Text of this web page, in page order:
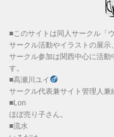
■このサイトは同人サークル「
サークル活動やイラストの展示
サークル参加は関西中心に活
す。
■高瀬川ユイ
サークル代表兼サイト管理人兼
■Lon
ほぼ売り子さん。
■流水